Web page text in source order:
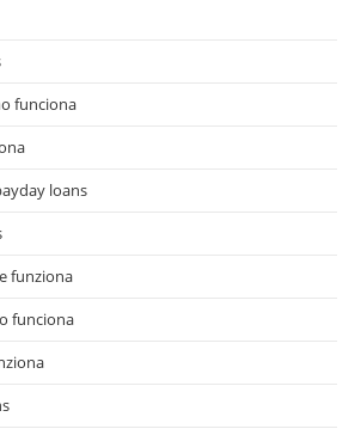
funciona
loans
funziona
funciona